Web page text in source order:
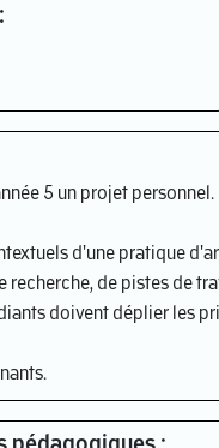
5 un projet
d'une pratique
de pistes de
doivent déplier les